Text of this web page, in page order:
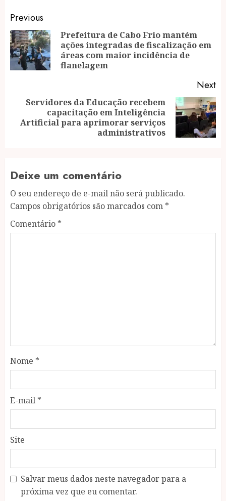
Post
navigation
Previous
Prefeitura de Cabo Frio mantém
ações integradas de fiscalização em
áreas com maior incidência de
flanelagem
Next
post:
Servidores da Educação recebem
capacitação em Inteligência
Artificial para aprimorar serviços
administrativos
Deixe um comentário
O seu endereço de e-mail não será publicado.
Campos obrigatórios são marcados com *
Comentário *
Nome *
E-mail *
Site
Salvar meus dados neste navegador para a
próxima vez que eu comentar.